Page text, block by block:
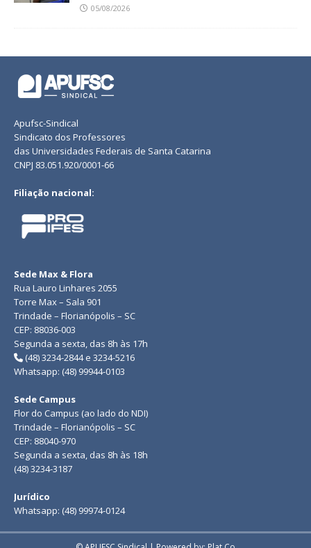
05/08/2026
Apufsc-Sindical
Sindicato dos Professores
das Universidades Federais de Santa Catarina
CNPJ 83.051.920/0001-66
Filiação nacional:
Sede Max & Flora
Rua Lauro Linhares 2055
Torre Max – Sala 901
Trindade – Florianópolis – SC
CEP: 88036-003
Segunda a sexta, das 8h às 17h
(48) 3234-2844 e 3234-5216
Whatsapp: (48) 99944-0103
Sede Campus
Flor do Campus (ao lado do NDI)
Trindade – Florianópolis – SC
CEP: 88040-970
Segunda a sexta, das 8h às 18h
(48) 3234-3187
Jurídico
Whatsapp: (48) 99974-0124